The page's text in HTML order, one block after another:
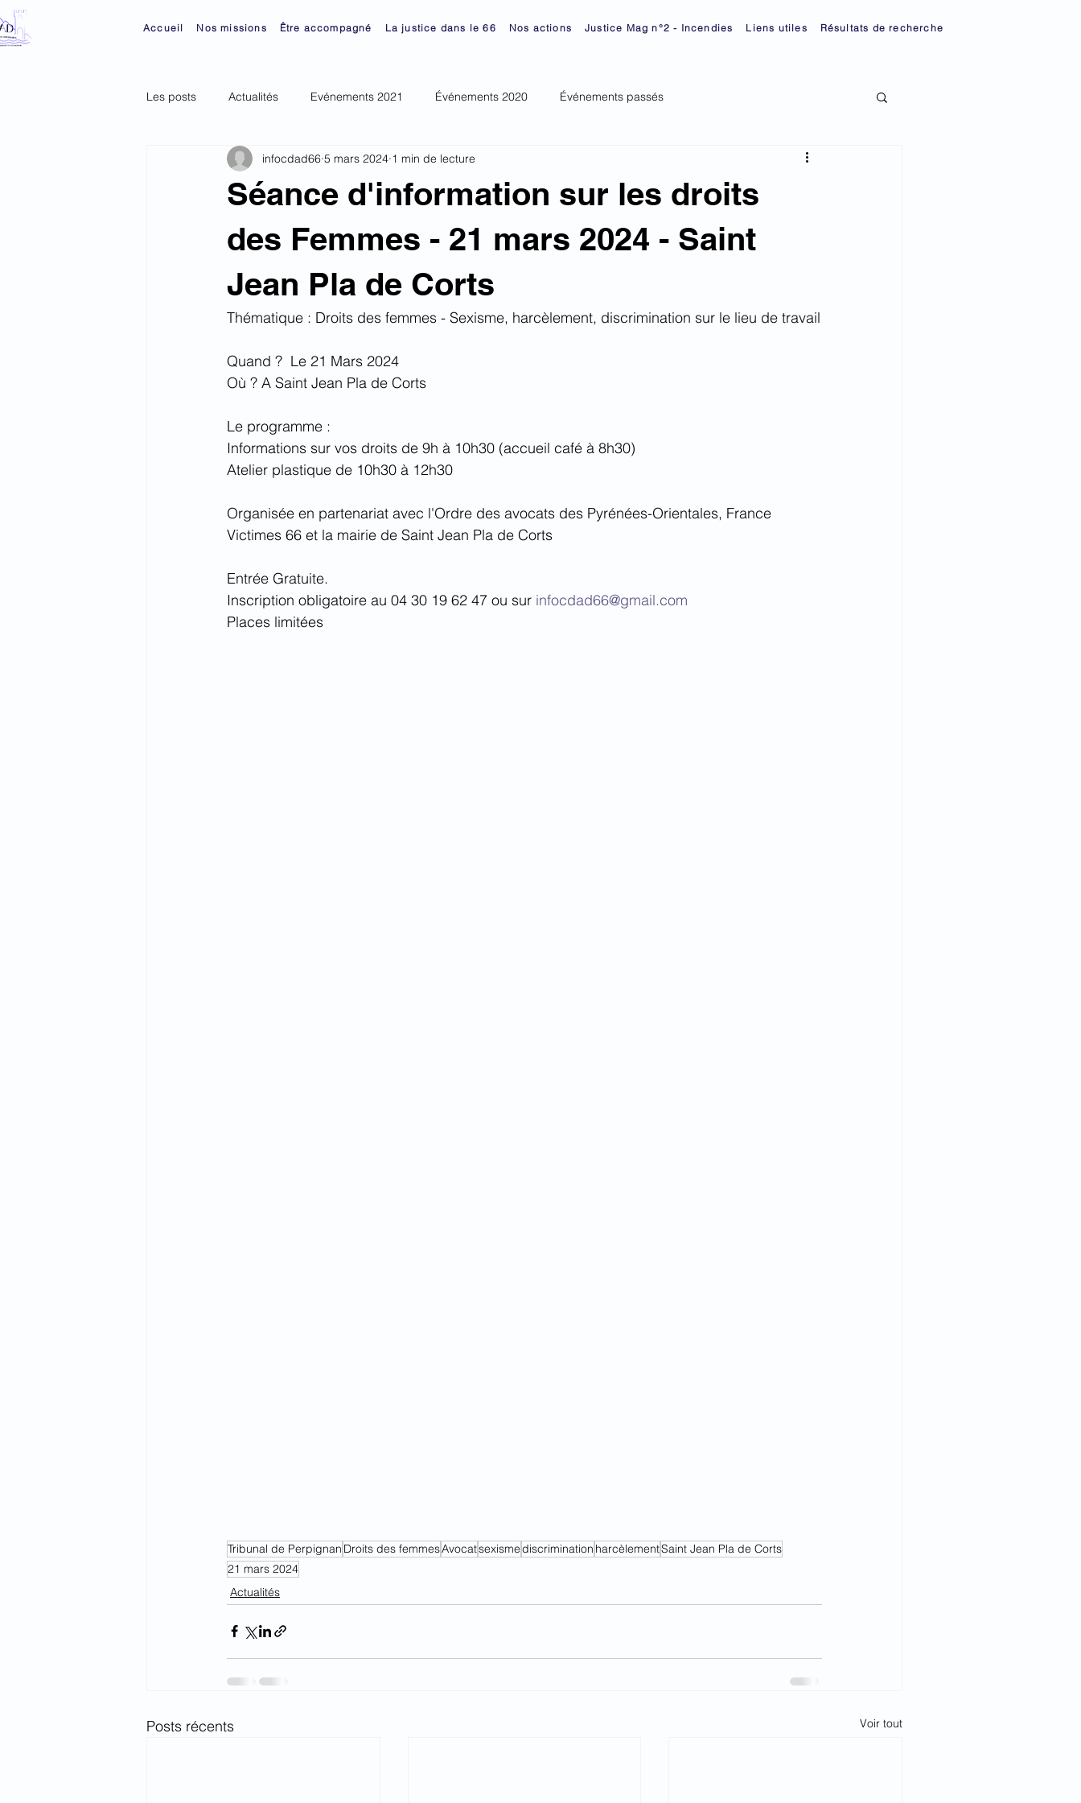
Accueil Nos missions Être accompagné La justice dans le 66 Nos actions Justice Mag n°2 - Incendies Liens utiles Résultats de recherche
Les posts Actualités Evénements 2021 Événements 2020 Événements passés
Séance d'information sur les droits
des Femmes - 21 mars 2024 - Saint
Jean Pla de Corts
infocdad66 5 mars 2024 1 min de lecture
Thématique : Droits des femmes - Sexisme, harcèlement, discrimination sur le lieu de travail
Quand ?  Le 21 Mars 2024
Où ? A Saint Jean Pla de Corts
Le programme :
Informations sur vos droits de 9h à 10h30 (accueil café à 8h30)
Atelier plastique de 10h30 à 12h30
Organisée en partenariat avec l'Ordre des avocats des Pyrénées-Orientales, France
Victimes 66 et la mairie de Saint Jean Pla de Corts
Entrée Gratuite.
Inscription obligatoire au 04 30 19 62 47 ou sur infocdad66@gmail.com
Places limitées
Tribunal de Perpignan Droits des femmesAvocatsexismediscrimination harcèlementSaint Jean Pla de Corts
21 mars 2024
Actualités
Posts récents Voir tout